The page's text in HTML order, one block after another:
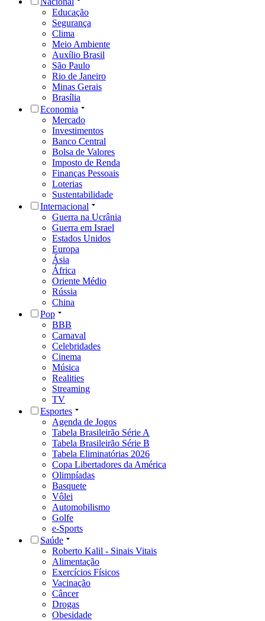
Educação
Segurança
Clima
Meio Ambiente
Auxílio Brasil
São Paulo
Rio de Janeiro
Minas Gerais
Brasília
Economia
Mercado
Investimentos
Banco Central
Bolsa de Valores
Imposto de Renda
Finanças Pessoais
Loterias
Sustentabilidade
Internacional
Guerra na Ucrânia
Guerra em Israel
Estados Unidos
Europa
Ásia
África
Oriente Médio
Rússia
China
Pop
BBB
Carnaval
Celebridades
Cinema
Música
Realities
Streaming
TV
Esportes
Agenda de Jogos
Tabela Brasileirão Série A
Tabela Brasileirão Série B
Tabela Eliminatórias 2026
Copa Libertadores da América
Olimpíadas
Basquete
Vôlei
Automobilismo
Golfe
e-Sports
Saúde
Roberto Kalil - Sinais Vitais
Alimentação
Exercícios Físicos
Vacinação
Câncer
Drogas
Obesidade